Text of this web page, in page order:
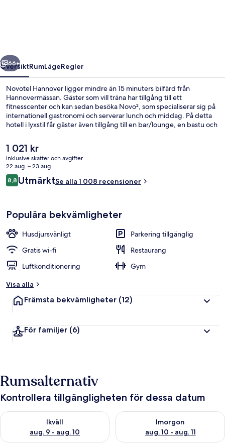
Nästa
66+
ÖversiktRumLägeRegler
Novotel Hannover ligger mindre än 15 minuters bilfärd från
Hannovermässan. Gäster som vill träna har tillgång till ett
fitnesscenter och kan sedan besöka Novo², som specialiserar sig på
internationell gastronomi och serverar lunch och middag. På detta
hotell i lyxstil får gäster även tillgång till en bar/lounge, en bastu och
Bahnstation tar det 3 minuter att gå och till Sedanstrasse-Lister
Meile U-Bahnstation är det 11 minuter.
Det
nuvarande
priset
är
1 021 kr
1 021 kr
inklusive skatter och avgifter
22 aug. – 23 aug.
Recensioner
8,88,8 av 10,
UtmärktSe alla 1 008 recensioner
Populära bekvämligheter
Husdjursvänligt
Parkering tillgänglig
Gratis wi-fi
Restaurang
Luftkonditionering
Gym
Visa alla
Främsta bekvämligheter (12)
För familjer (6)
Rumsalternativ
Kontrollera tillgängligheten för dessa datum
Ikväll
aug. 9 - aug. 10
Kontrollera tillgängligheten för ikväll aug. 9 - aug. 10
Imorgon
aug. 10 - aug. 11
Kontrollera tillgängligheten